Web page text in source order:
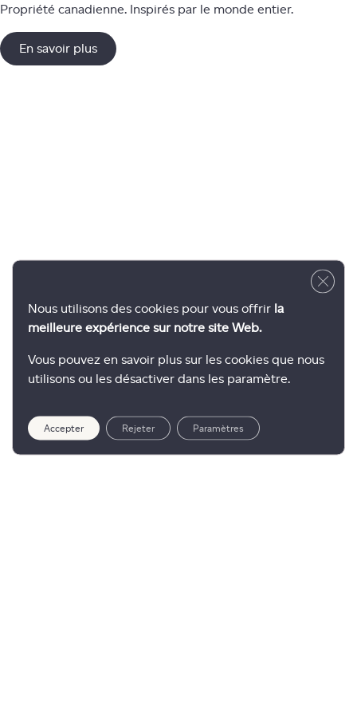
Propriété canadienne. Inspirés par le monde entier.
En savoir plus
Nous utilisons des cookies pour vous offrir la
meilleure expérience sur notre site Web.
Vous pouvez en savoir plus sur les cookies que nous
utilisons ou les désactiver dans les paramètre.
Accepter Rejeter Paramètres
Close